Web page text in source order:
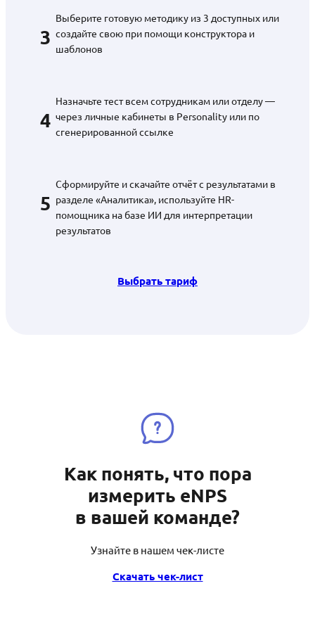
3
Выберите готовую методику из 3 доступных или
создайте свою при помощи конструктора и
шаблонов
4
Назначьте тест всем сотрудникам или отделу —
через личные кабинеты в Personality или по
сгенерированной ссылке
5
Сформируйте и скачайте отчёт с результатами в
разделе «Аналитика», используйте HR-
помощника на базе ИИ для интерпретации
результатов
Выбрать тариф
Как понять, что пора
измерить eNPS
в вашей команде?
Узнайте в нашем чек-листе
Скачать чек-лист